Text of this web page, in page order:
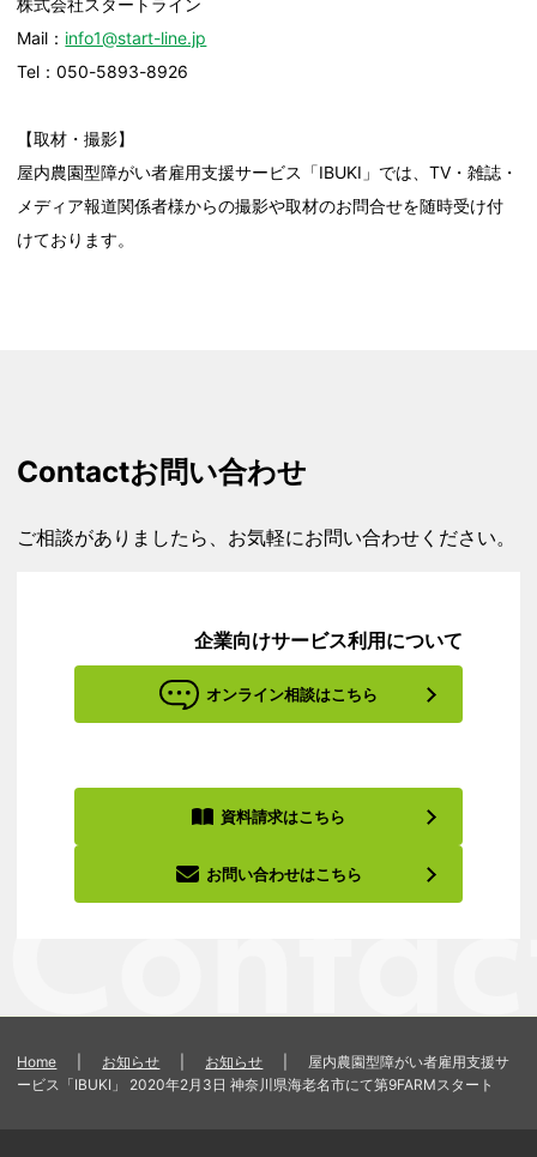
株式会社スタートライン
Mail： info1@start-line.jp
Tel：050-5893-8926
【取材・撮影】
屋内農園型障がい者雇用支援サービス「IBUKI」では、TV・雑誌・
メディア報道関係者様からの撮影や取材のお問合せを随時受け付
けております。
Contactお問い合わせ
ご相談がありましたら、お気軽にお問い合わせください。
企業向けサービス利用について
オンライン相談はこちら
資料請求はこちら
お問い合わせはこちら
Home お知らせ お知らせ
屋内農園型障がい者雇用支援サ
ービス「IBUKI」 2020年2月3日 神奈川県海老名市にて第9FARMスタート